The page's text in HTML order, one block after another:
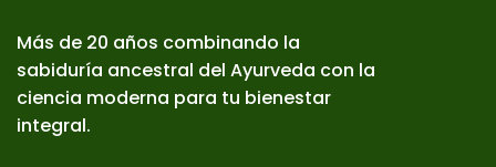
Más de 20 años combinando la
sabiduría ancestral del Ayurveda con la
ciencia moderna para tu bienestar
integral.